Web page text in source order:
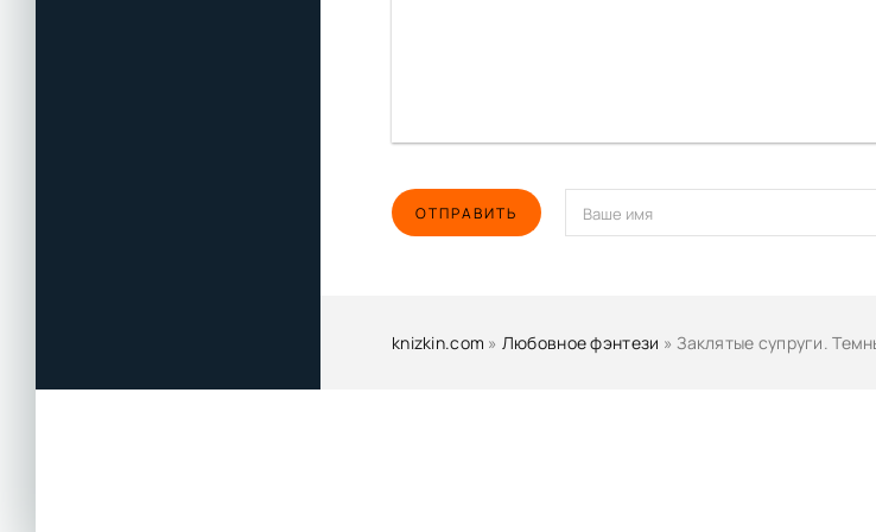
03_46_Темный рассвет
03_48_Темный рассвет
03_51_Темный рассвет
ОТПРАВИТЬ
knizkin.com » Любовное фэнтези » Заклятые супруги.